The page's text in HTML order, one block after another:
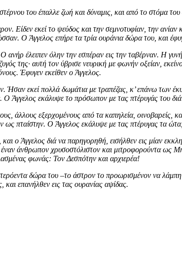
στέρνου του έπαλλε ζωή και δύναμις, και από το στόμα
Είδεν εκεί το ψεύδος και την σεμνοτυφίαν, την
Ο Άγγελος επήρε τα τρία ουράνια δώρα του, και
έλειπεν όλην την εσπέραν εις την ταβέρναν. Η
της· αυτή τον ύβρισε νευρική με φωνήν οξείαν,
Έφυγεν εκείθεν ο Άγγελος.
Ήσαν εκεί πολλά δωμάτια με τραπέζας, κ’ επάνω των
Ο Άγγελος εκάλυψε το πρόσωπον με τας πτέρυγάς του
άλλους εξερχομένους από τα καπηλεία, οινοβαρείς,
ως πταίστην. Ο Άγγελος εκάλυψε με τας πτέρυγας τα
ο Άγγελος διά να παρηγορηθή, εισήλθεν εις μίαν
έναν άνθρωπον χρυσοστόλιστον και μιτροφορούντα
φωνάς: Τον Δεσπότην και αρχιερέα!
δώρα του –το άστρον το προωρισμένον να λάμπη
και επανήλθεν εις τας ουρανίας αψίδας.